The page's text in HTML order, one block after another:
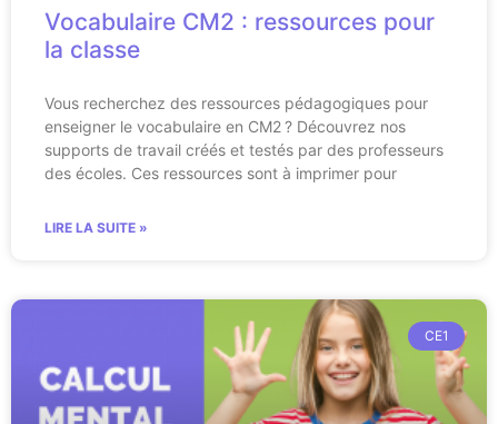
Vocabulaire CM2 : ressources pour
la classe
Vous recherchez des ressources pédagogiques pour
enseigner le vocabulaire en CM2 ? Découvrez nos
supports de travail créés et testés par des professeurs
des écoles. Ces ressources sont à imprimer pour
LIRE LA SUITE »
CE1